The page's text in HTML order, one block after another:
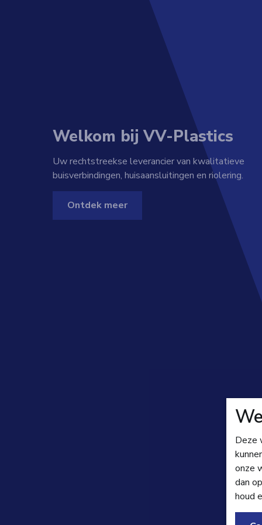
Welkom bij VV-Plastics
Uw rechtstreekse leverancier van kwalitatieve
buisverbindingen, huisaansluitingen en riolering.
Ontdek meer
Deze
onze
dan
houd